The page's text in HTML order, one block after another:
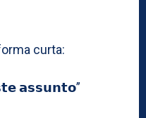
curta:
𝗮𝘀𝘀𝘂𝗻𝘁𝗼”